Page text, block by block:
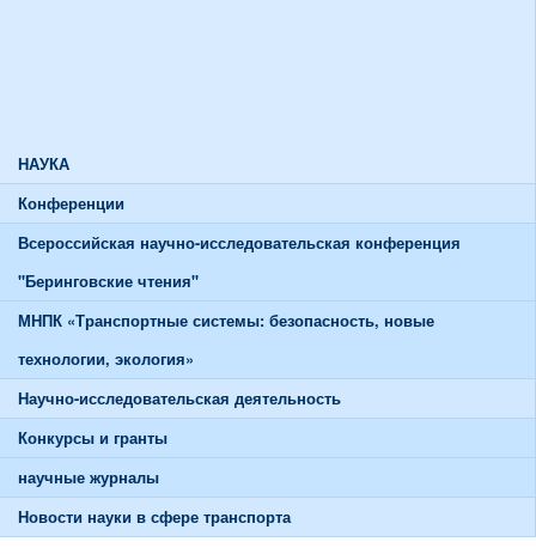
НАУКА
Конференции
Всероссийская научно-исследовательская конференция
"Беринговские чтения"
МНПК «Транспортные системы: безопасность, новые
технологии, экология»
Научно-исследовательская деятельность
Конкурсы и гранты
научные журналы
Новости науки в сфере транспорта